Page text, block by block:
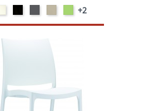
-
Blanc
-
Noir
Polypropylène
-
Gris
Polypropylène
-
Taupe
Polypropylène
-
Vert
+2